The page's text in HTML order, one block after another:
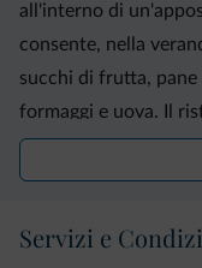
all'interno di
consente, nella
succhi di frutta, pane
formaggi e uova. Il
varietà di pizze,
nazionale.
Tutte affacciate sulle
Servizi e